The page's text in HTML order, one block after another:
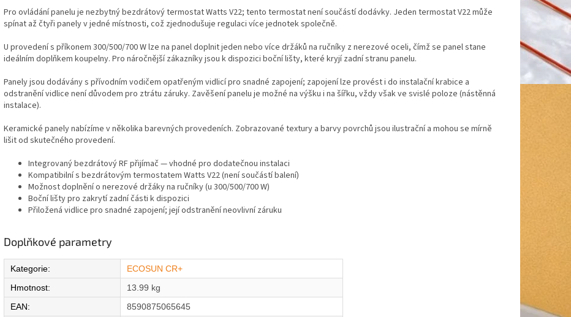
Pro ovládání panelu je nezbytný bezdrátový termostat Watts V22; tento termostat není součástí dodávky. Jeden termostat V22 může
spínat až čtyři panely v jedné místnosti, což zjednodušuje regulaci více jednotek společně.
U provedení s příkonem 300/500/700 W lze na panel doplnit jeden nebo více držáků na ručníky z nerezové oceli, čímž se panel stane
ideálním doplňkem koupelny. Pro náročnější zákazníky jsou k dispozici boční lišty, které kryjí zadní stranu panelu.
Panely jsou dodávány s přívodním vodičem opatřeným vidlicí pro snadné zapojení; zapojení lze provést i do instalační krabice a
odstranění vidlice není důvodem pro ztrátu záruky. Zavěšení panelu je možné na výšku i na šířku, vždy však ve svislé poloze (nástěnná
instalace).
Keramické panely nabízíme v několika barevných provedeních. Zobrazované textury a barvy povrchů jsou ilustrační a mohou se mírně
lišit od skutečného provedení.
Integrovaný bezdrátový RF přijímač — vhodné pro dodatečnou instalaci
Kompatibilní s bezdrátovým termostatem Watts V22 (není součástí balení)
Možnost doplnění o nerezové držáky na ručníky (u 300/500/700 W)
Boční lišty pro zakrytí zadní části k dispozici
Přiložená vidlice pro snadné zapojení; její odstranění neovlivní záruku
Doplňkové parametry
Kategorie:
ECOSUN CR+
Hmotnost:
13.99 kg
EAN:
8590875065645